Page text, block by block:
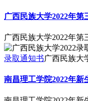
广西民族大学2022年
广西民族大学2022年
录取通知书广西民族大
南昌理工学院2022年